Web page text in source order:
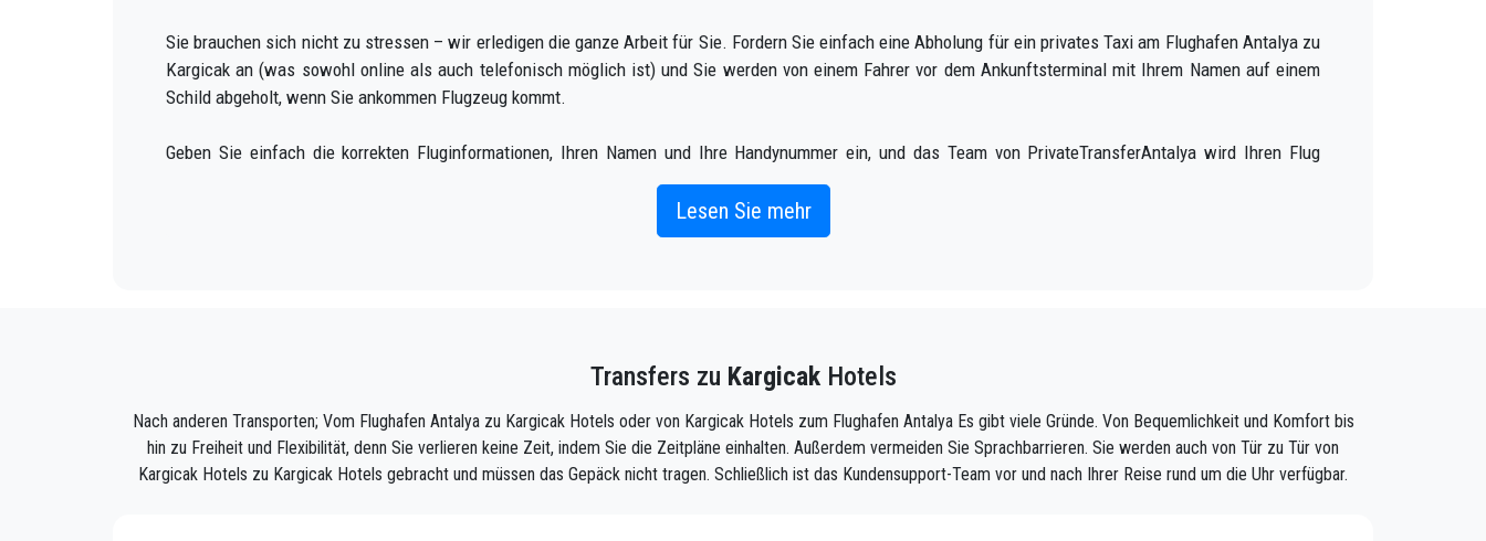
Sie brauchen sich nicht zu stressen – wir erledigen die ganze Arbeit für Sie. Fordern Sie einfach eine Abholung für ein privates Taxi am Flughafen Antalya zu
Kargicak an (was sowohl online als auch telefonisch möglich ist) und Sie werden von einem Fahrer vor dem Ankunftsterminal mit Ihrem Namen auf einem
Schild abgeholt, wenn Sie ankommen Flugzeug kommt.
Geben Sie einfach die korrekten Fluginformationen, Ihren Namen und Ihre Handynummer ein, und das Team von PrivateTransferAntalya wird Ihren Flug
verfolgen und ist da, wenn Sie aus dem Flugzeug steigen, mit dem fahrbereiten Auto und einer helfenden Hand, die bereit ist, Ihnen bei Ihrem zu helfen
PrivateTransferAntalya ist nicht nur ein normales Unternehmen, wir sind die schöne Alternative zu öffentlichen Verkehrsmitteln von oder nach Kargicak.
Entdecken Sie alle unsere Dienstleistungen und Tarife. Worauf wartest du ?
Lesen Sie mehr
Transfers zu KargicakHotels
Nach anderen Transporten; Vom Flughafen Antalya zu Kargicak Hotels oder von Kargicak Hotels zum Flughafen Antalya Es gibt viele Gründe. Von Bequemlichkeit und Komfort bis
hin zu Freiheit und Flexibilität, denn Sie verlieren keine Zeit, indem Sie die Zeitpläne einhalten. Außerdem vermeiden Sie Sprachbarrieren. Sie werden auch von Tür zu Tür von
Kargicak Hotels zu Kargicak Hotels gebracht und müssen das Gepäck nicht tragen. Schließlich ist das Kundensupport-Team vor und nach Ihrer Reise rund um die Uhr verfügbar.